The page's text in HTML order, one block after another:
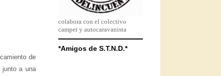
de
junto a una
colabora con el colectivo
camper y autocaravanista
*Amigos de S.T.N.D.*